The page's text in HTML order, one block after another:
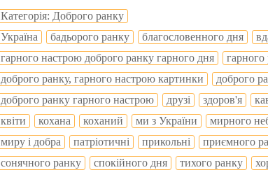
Категорія: Доброго ранку
Україна
бадьорого ранку благословенного дня
гарного настрою доброго ранку гарного дня
гарного
доброго ранку, гарного настрою картинки
доброго
доброго ранку гарного настрою
друзі здоров'я
квіти
кохана коханий ми з України мирного
миру і добра
патріотичні прикольні приємного
сонячного ранку
спокійного дня тихого ранку